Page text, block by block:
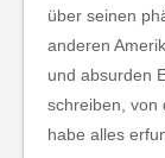
über seinen
anderen
und absurden
schreiben, von
habe alles